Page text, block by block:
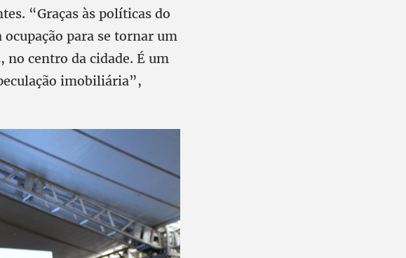
“Graças às políticas do
para se tornar um
centro da cidade. É um
imobiliária”,